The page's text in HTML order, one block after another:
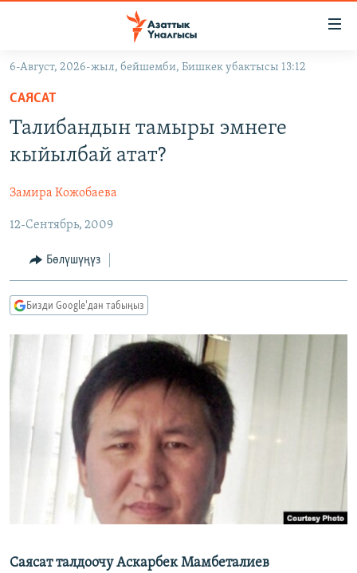
Навигацияга
өтүңүз
Издөөгө
салыңыз
КЫРГЫЗСТАН
КЫРГЫЗСТАН
ЭКОНОМИКА
МАДАНИЯТ
БОРБОР АЗИЯ
АТАЙЫН ИЛИКТӨӨ
ТВ ПРОГРАММАЛАР
БҮГҮН АЗАТТЫКТА
БИЗ ЖАНА ДҮЙНӨ
ЭЖЕ-СИҢДИЛЕР
АЗАТТЫК+
ЫҢГАЙСЫЗ СУРООЛОР
ПОДКАСТ
ӨЗГӨЧӨ ПИКИР
ОНЛАЙН ШЕРИНЕ
ЭЕ/АРнун бардык сайттары
6-Август, 2026-жыл, бейшемби, Бишкек убактысы 13:12
САЯСАТ
Талибандын тамыры эмнеге
кыйылбай атат?
Замира Кожобаева
12-Сентябрь, 2009
Бөлүшүңүз
Бизди Google'дан табыңыз
Саясат талдоочу Аскарбек Мамбеталиев